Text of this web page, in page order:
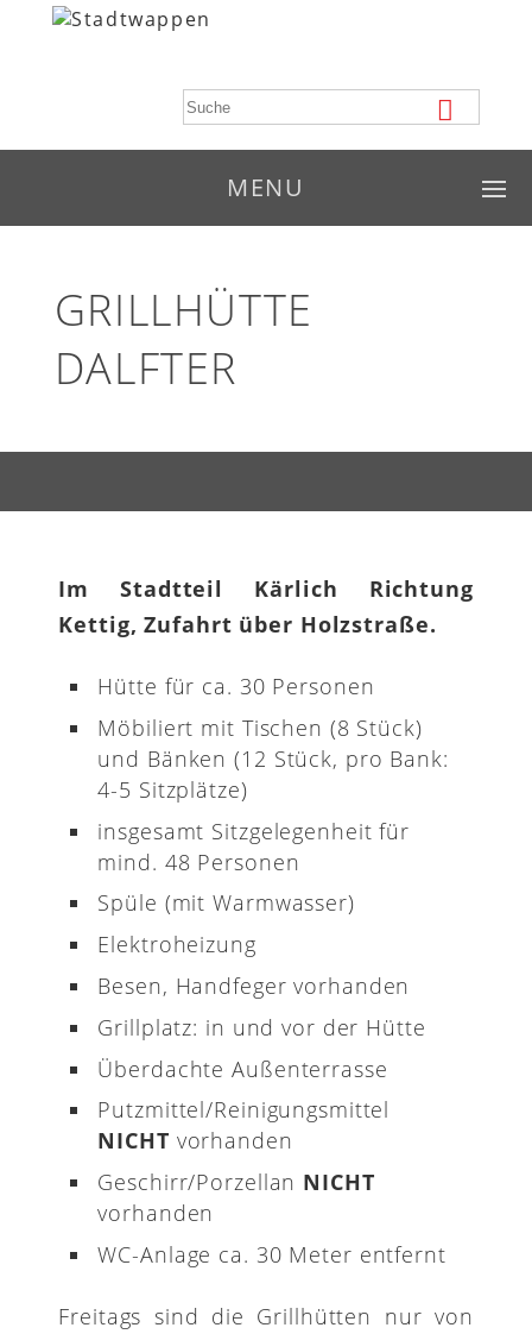
MENU
GRILLHÜTTE
DALFTER
Im Stadtteil Kärlich Richtung
Kettig, Zufahrt über Holzstraße.
Hütte für ca. 30 Personen
Möbiliert mit Tischen (8 Stück)
und Bänken (12 Stück, pro Bank:
4-5 Sitzplätze)
insgesamt Sitzgelegenheit für
mind. 48 Personen
Spüle (mit Warmwasser)
Elektroheizung
Besen, Handfeger vorhanden
Grillplatz: in und vor der Hütte
Überdachte Außenterrasse
Putzmittel/Reinigungsmittel
NICHT vorhanden
Geschirr/Porzellan NICHT
vorhanden
WC-Anlage ca. 30 Meter entfernt
Freitags sind die Grillhütten nur von